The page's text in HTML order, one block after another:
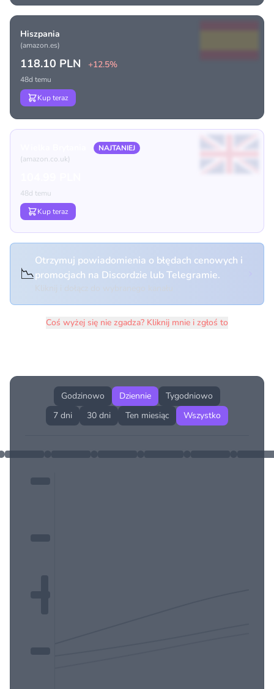
Hiszpania
(amazon.es)
118.10 PLN +12.5%
48d temu
Kup teraz
NAJTANIEJ
(amazon.co.uk)
48d temu
Kup teraz
📉
Otrzymuj powiadomienia o błędach cenowych i
promocjach na Discordzie lub Telegramie.
Coś wyżej się nie zgadza? Kliknij mnie i zgłoś to
Godzinowo Dziennie
Tygodniowo
7 dni
30 dni Ten miesiąc Wszystko